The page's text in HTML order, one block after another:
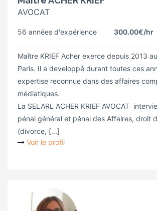
AVOCAT
56 années d'expérience 300.00€/hr
Maître KRIEF Acher exerce depuis 2013
Paris. Il a developpé durant toutes ces
expertise reconnue dans des affaires
médiatiques.
La SELARL ACHER KRIEF AVOCAT
pénal général et pénal des Affaires, droit
(divorce, [...]
Voir le profil